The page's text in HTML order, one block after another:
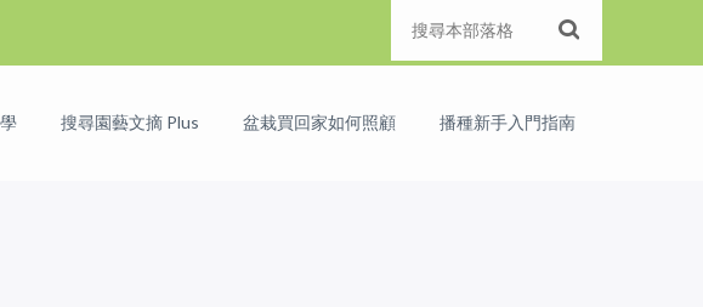
搜尋園藝文摘 Plus 盆栽買回家如何照顧 播種新手入門指南